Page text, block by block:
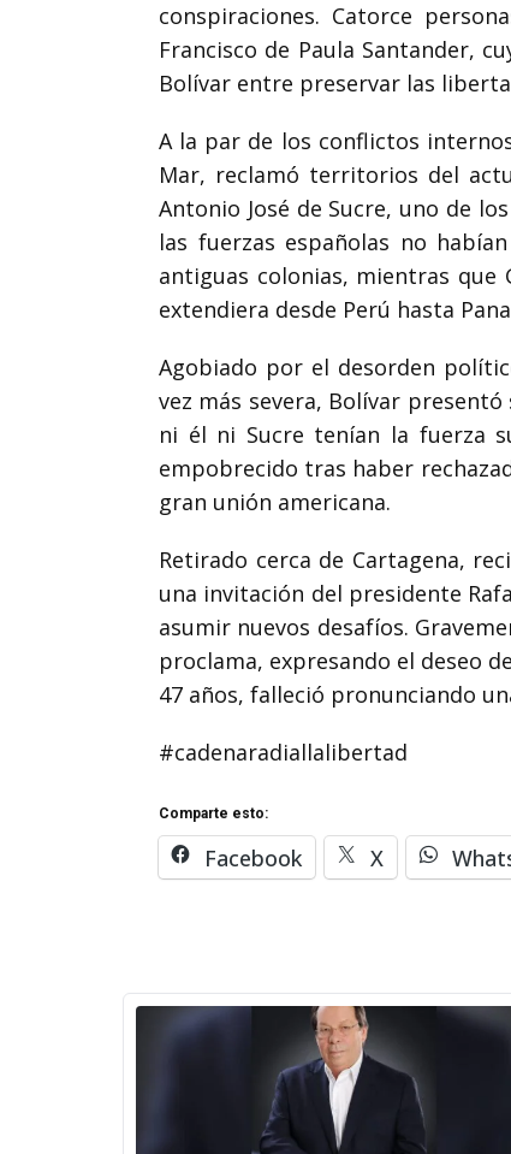
conspiraciones. Catorce
Francisco de Paula Santander,
Bolívar entre preservar las
A la par de los conflictos
Mar, reclamó territorios del
Antonio José de Sucre, uno de
las fuerzas españolas no
antiguas colonias, mientras que
extendiera desde Perú hasta
Agobiado por el desorden
vez más severa, Bolívar
ni él ni Sucre tenían la fuerza
empobrecido tras haber
gran unión americana.
Retirado cerca de Cartagena,
una invitación del presidente
asumir nuevos desafíos.
proclama, expresando el deseo
47 años, falleció pronunciando
#cadenaradiallalibertad
Comparte esto:
Facebook X